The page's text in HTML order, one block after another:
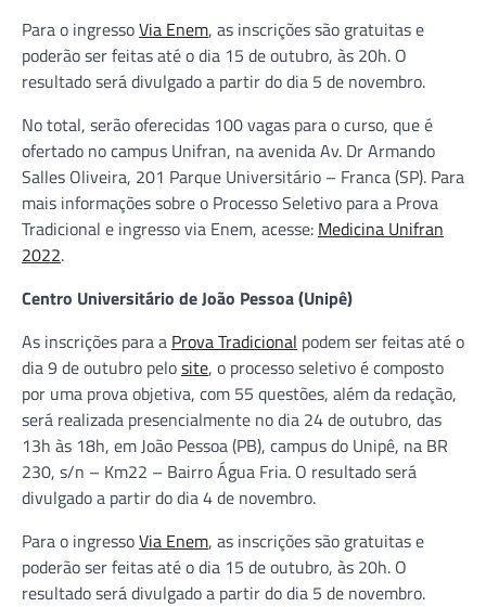
Para o ingressoVia Enem, as inscrições são gratuitas e
poderão ser feitas até o dia 15 de outubro, às 20h. O
resultado será divulgado a partir do dia 5 de novembro.
No total, serão oferecidas 100 vagas para o curso, que é
ofertado no campus Unifran, na avenida Av. Dr Armando
Salles Oliveira, 201 Parque Universitário – Franca (SP). Para
mais informações sobre o Processo Seletivo para a Prova
Tradicional e ingresso via Enem, acesse: Medicina Unifran
2022.
Centro Universitário de João Pessoa (Unipê)
As inscrições para a Prova Tradicional podem ser feitas até o
dia 9 de outubro pelosite, o processo seletivo é composto
por uma prova objetiva, com 55 questões, além da redação,
será realizada presencialmente no dia 24 de outubro, das
13h às 18h, em João Pessoa (PB), campus do Unipê, na BR
230, s/n – Km22 – Bairro Água Fria. O resultado será
divulgado a partir do dia 4 de novembro.
Para o ingressoVia Enem, as inscrições são gratuitas e
poderão ser feitas até o dia 15 de outubro, às 20h. O
resultado será divulgado a partir do dia 5 de novembro.